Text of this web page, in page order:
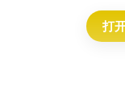
Al Bowlly -
打